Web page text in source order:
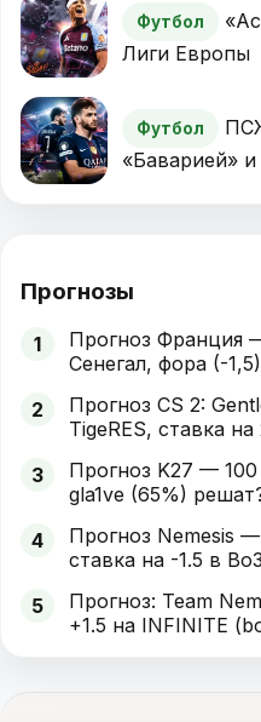
Футбол
Лиги Европы
Футбол
«Баварией»
Прогнозы
1
Прогноз Франция
Сенегал, фора (-1,5)
2
Прогноз CS 2:
TigeRES, ставка на
3
Прогноз K27 — 100
gla1ve (65%)
4
Прогноз Nemesis
ставка на -1.5 в Bo3
5
Прогноз: Team
+1.5 на INFINITE